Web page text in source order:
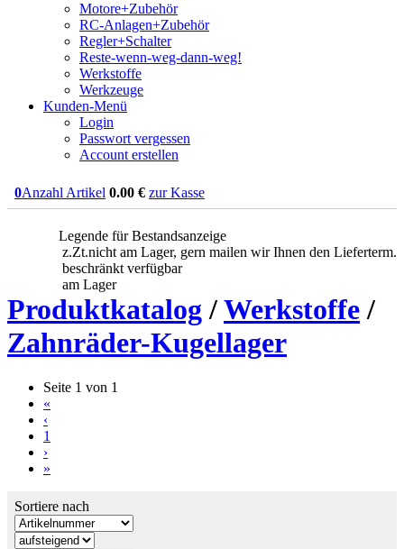
Motore+Zubehör
RC-Anlagen+Zubehör
Regler+Schalter
Reste-wenn-weg-dann-weg!
Werkstoffe
Werkzeuge
Kunden-Menü
Login
Passwort vergessen
Account erstellen
0Anzahl Artikel 0.00 € zur Kasse
Legende für Bestandsanzeige
z.Zt.nicht am Lager, gern mailen wir Ihnen den Lieferterm.
beschränkt verfügbar
am Lager
Produktkatalog/Werkstoffe/
Zahnräder-Kugellager
Seite 1 von 1
«
‹
1
›
»
Sortiere nach